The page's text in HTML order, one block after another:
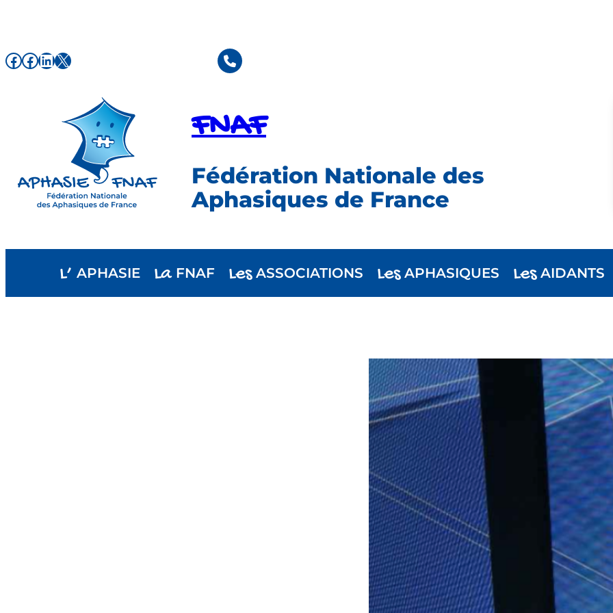
contenu
Facebook de l'association FNAF Facebook de l'association FNAF LinkedIn X
FNAF
Fédération Nationale des
Aphasiques de France
L’ APHASIE LaFNAF LesASSOCIATIONS LesAPHASIQUES LesAIDANTS